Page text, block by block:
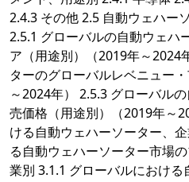
2.4.3 その他 2.5 自動ウェハー
2.5.1 グローバルの自動ウェハ
ア（用途別）（2019年～2024
ターのグローバルレベニュー
～2024年） 2.5.3 グローバル
売価格（用途別）（2019年～
ける自動ウェハーソーター、
る自動ウェハーソーター市場
業別 3.1.1 グローバルにおけ